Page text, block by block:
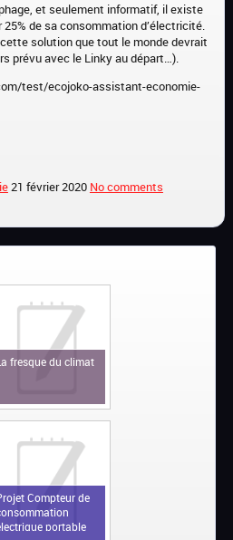
et seulement informatif, il existe
de sa consommation d’électricité.
solution que tout le monde devrait
prévu avec le Linky au départ…).
test/ecojoko-assistant-economie-
21 février 2020 No comments
fresque du climat
Compteur de
portable